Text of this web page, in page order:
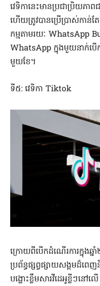
វេទិកានេះមានប្រជាប្រិយភា
ហើយត្រូវបានប្រើប្រាស់ក
កម្មតាមរយៈ WhatsApp
WhatsApp ក្នុងមួយនាក់បើ
មួយខែ។
ទី៥: វេទិកា Tiktok
ក្រោយពីបើកដំណើរការក្នុងឆ្
ប្រព័ន្ធផ្សព្វផ្សាយសង្គមដ៏
បង្ហោះខ្លឹមសារវីដេអូខ្លីៗន